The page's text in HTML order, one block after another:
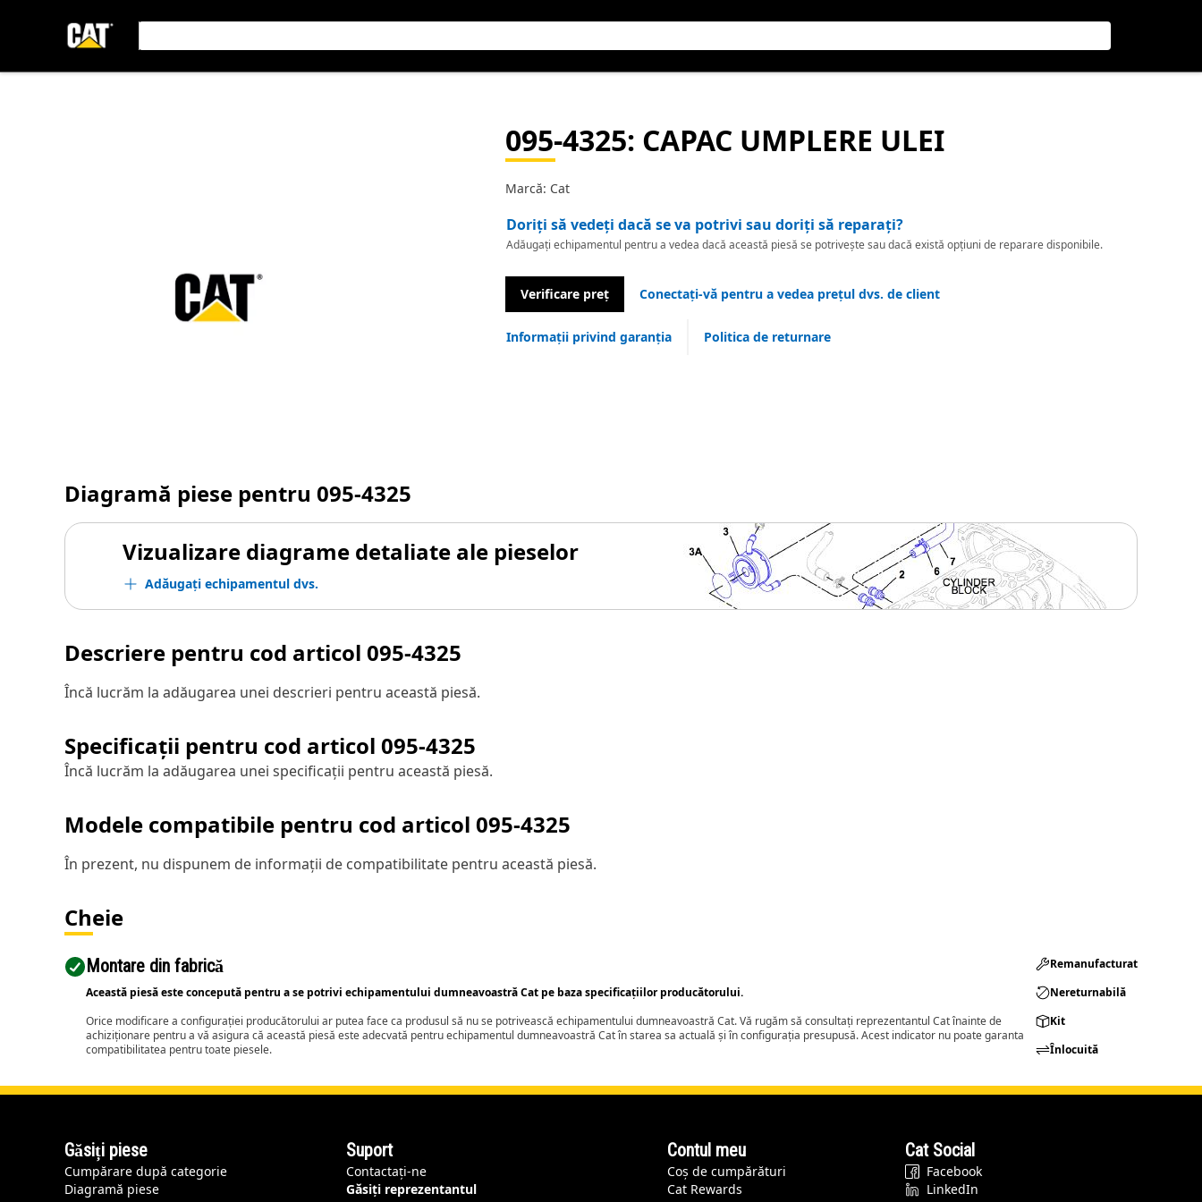
095-4325: CAPAC UMPLERE ULEI
Marcă: Cat
Doriți să vedeți dacă se va potrivi sau doriți să reparați?
Adăugați echipamentul pentru a vedea dacă această piesă se potrivește sau dacă există opțiuni de reparare disponibile.
Verificare preț Conectați-vă pentru a vedea prețul dvs. de client
Informații privind garanția Politica de returnare
Diagramă piese pentru 095-4325
Vizualizare diagrame detaliate ale pieselor
Adăugați echipamentul dvs.
Descriere pentru cod articol 095-4325
Încă lucrăm la adăugarea unei descrieri pentru această piesă.
Specificații pentru cod articol 095-4325
Încă lucrăm la adăugarea unei specificații pentru această piesă.
Modele compatibile pentru cod articol 095-4325
În prezent, nu dispunem de informații de compatibilitate pentru această piesă.
Cheie
Montare din fabrică
Această piesă este concepută pentru a se potrivi echipamentului dumneavoastră Cat pe baza specificațiilor producătorului.
Orice modificare a configurației producătorului ar putea face ca produsul să nu se potrivească echipamentului dumneavoastră Cat. Vă rugăm să consultați reprezentantul Cat înainte de
achiziționare pentru a vă asigura că această piesă este adecvată pentru echipamentul dumneavoastră Cat în starea sa actuală și în configurația presupusă. Acest indicator nu poate garanta
compatibilitatea pentru toate piesele.
Remanufacturat​
Nereturnabilă
Kit
Înlocuită
Găsiți piese
Cumpărare după categorie
Diagramă piese
Suport
Contactați-ne
Găsiți reprezentantul
Contul meu
Coș de cumpărături
Cat Rewards
Cat Social
Facebook
LinkedIn